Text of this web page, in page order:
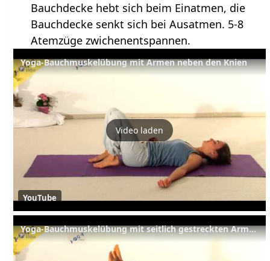
Bauchdecke hebt sich beim Einatmen, die
Bauchdecke senkt sich bei Ausatmen. 5-8
Atemzüge zwichenentspannen.
Yoga-Bauchmuskelübung mit Armen neben den Knien
Video laden
YouTube
Yoga-Bauchmuskelübung mit seitlich gestreckten Armen